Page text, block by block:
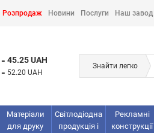
Розпродаж Новини Послуги Наш завод
= 45.25 UAH
= 52.20 UAH
Знайти легко
Матеріали
для друку
Світлодіодна
продукція і
Рекламнi
конструкції